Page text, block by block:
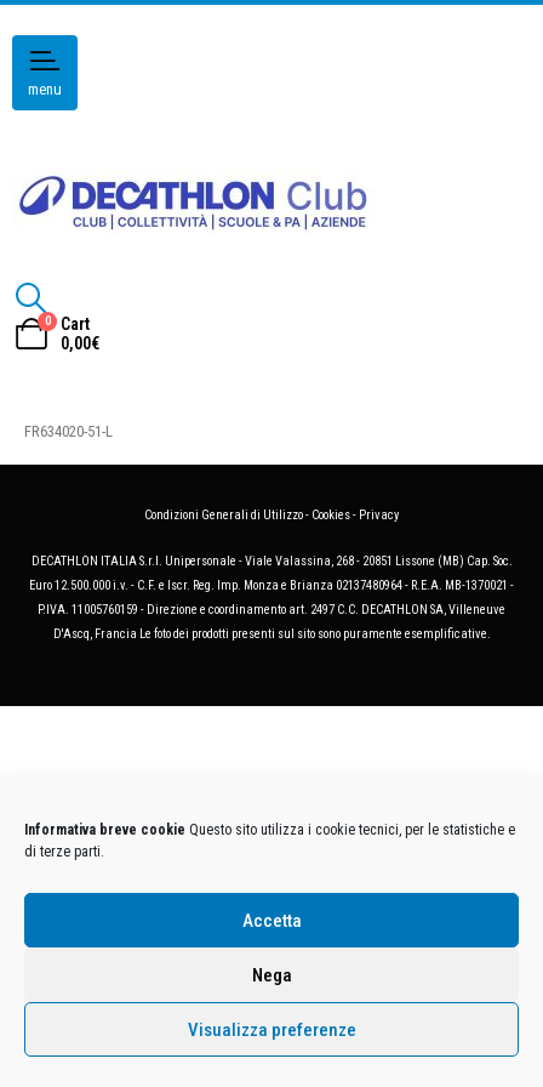
Informativa breve cookie Questo sito utilizza i cookie tecnici, per le statistiche e
di terze parti.
Accetta
Nega
Visualizza preferenze
menu
0
Cart
0,00€
FR634020-51-L
Condizioni Generali di Utilizzo- Cookies- Privacy
DECATHLON ITALIA S.r.l. Unipersonale - Viale Valassina, 268 - 20851 Lissone (MB) Cap. Soc.
Euro 12.500.000 i.v. - C.F. e Iscr. Reg. Imp. Monza e Brianza 02137480964 - R.E.A. MB-1370021 -
P.IVA. 11005760159 - Direzione e coordinamento art. 2497 C.C. DECATHLON SA, Villeneuve
D'Ascq, Francia Le foto dei prodotti presenti sul sito sono puramente esemplificative.